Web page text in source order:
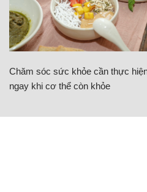
Chăm sóc sức khỏe cần thực
ngay khi cơ thể còn khỏe